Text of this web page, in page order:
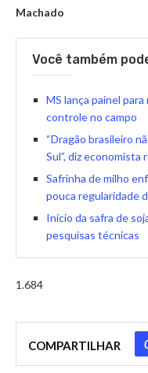
Machado
Você também
MS lança painel
controle no campo
“Dragão brasileiro
Sul”, diz economista
Safrinha de milho
pouca regularidade
Início da safra de
pesquisas técnicas
1.684
COMPARTILHAR